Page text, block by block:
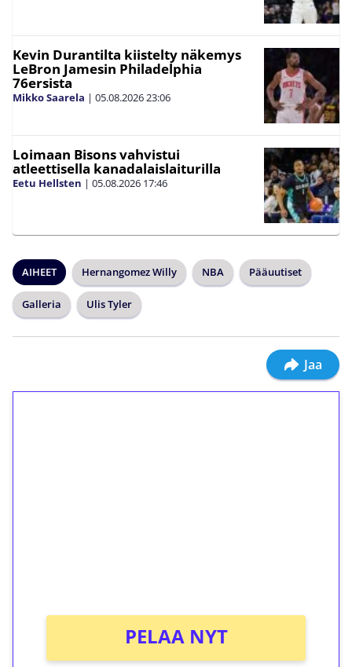
Kevin Durantilta kiistelty näkemys
LeBron Jamesin Philadelphia
76ersista
Mikko Saarela | 05.08.202623:06
Loimaan Bisons vahvistui
atleettisella kanadalaislaiturilla
Eetu Hellsten | 05.08.2026 17:46
AIHEET Hernangomez Willy NBA Pääuutiset
Galleria Ulis Tyler
Jaa
PELAA NYT